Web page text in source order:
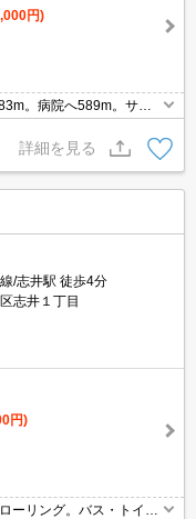
円)
。病院へ589m。サン
詳細を見る
/志井駅 徒歩4分
志井１丁目
円)
ーリング。バス・トイレ